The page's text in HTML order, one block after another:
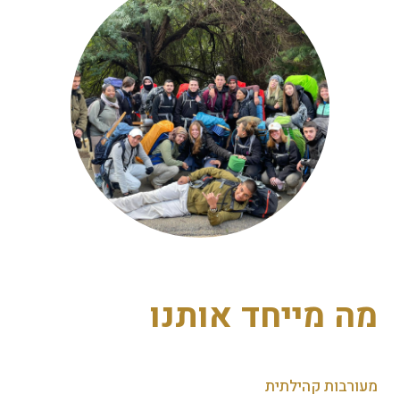
מה מייחד אותנו
מעורבות קהילתית